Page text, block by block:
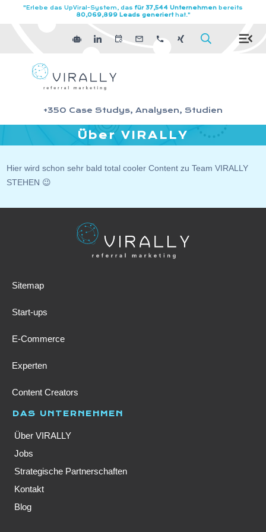
"Erlebe das UpViral-System, das für 37,544 Unternehmen bereits
80,069,899 Leads generierthat."
+350 Case Studys, Analysen, Studien
Über VIRALLY
Hier wird schon sehr bald total cooler Content zu Team VIRALLY
STEHEN 😉
Sitemap
Start-ups
E-Commerce
Experten
Content Creators
DAS UNTERNEHMEN
Über VIRALLY
Jobs
Strategische Partnerschaften
Kontakt
Blog